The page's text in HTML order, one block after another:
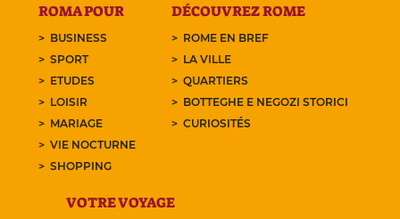
ROMA POUR
BUSINESS
SPORT
ETUDES
LOISIR
MARIAGE
VIE NOCTURNE
SHOPPING
DÉCOUVREZ ROME
ROME EN BREF
LA VILLE
QUARTIERS
BOTTEGHE E NEGOZI STORICI
CURIOSITÉS
VOTRE VOYAGE